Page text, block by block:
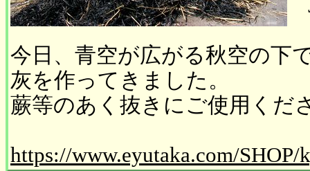
今日、青空が広がる秋空の下
灰を作ってきました。
蕨等のあく抜きにご使用くだ
https://www.eyutaka.com/SHOP/